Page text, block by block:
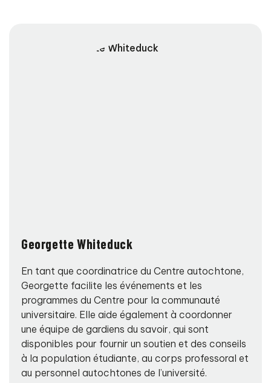
Georgette Whiteduck
En tant que coordinatrice du Centre autochtone,
Georgette facilite les événements et les
programmes du Centre pour la communauté
universitaire. Elle aide également à coordonner
une équipe de gardiens du savoir, qui sont
disponibles pour fournir un soutien et des conseils
à la population étudiante, au corps professoral et
au personnel autochtones de l’université.